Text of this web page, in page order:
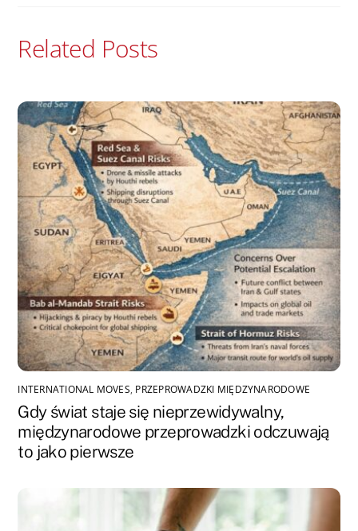
Related Posts
INTERNATIONAL MOVES, PRZEPROWADZKI MIĘDZYNARODOWE
Gdy świat staje się nieprzewidywalny,
międzynarodowe przeprowadzki odczuwają
to jako pierwsze